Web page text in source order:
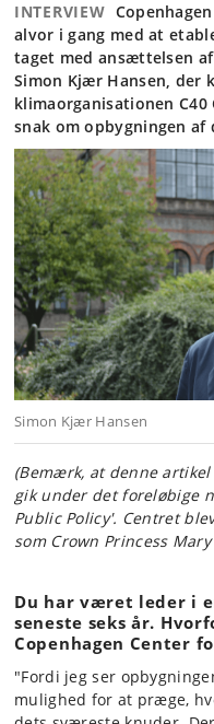
INTERVIEW
alvor i gang med at
taget med ansættelsen
Simon Kjær Hansen, der
klimaorganisationen
snak om opbygningen af
Simon Kjær Hansen
(Bemærk, at denne
gik under det foreløbige
Public Policy'. Centret
som Crown Princess
Du har været leder i
seneste seks år.
Copenhagen Center
"Fordi jeg ser
mulighed for at præge,